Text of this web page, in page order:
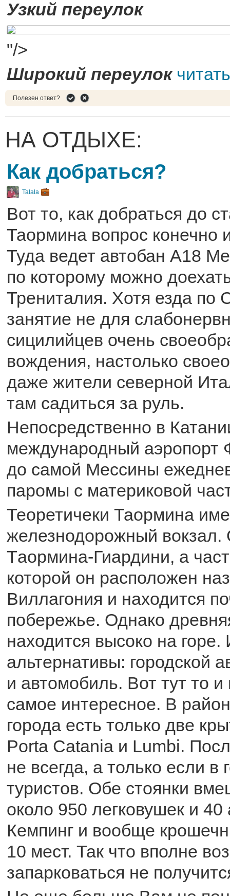
Узкий переулок
"/>
Широкий переулок
Полезен ответ?
НА ОТДЫХЕ:
Как добраться?
Talala
Вот то, как добраться до
Таормина вопрос конечно
Туда ведет автобан А18
по которому можно
Трениталия. Хотя езда по
занятие не для
сицилийцев очень
вождения, настолько
даже жители северной
там садиться за руль.
Непосредственно в
международный аэропорт
до самой Мессины
паромы с материковой
Теоретичеки Таормина
железнодорожный вокзал.
Tаормина-Гиардини, а
которой он расположен
Виллагония и находится
побережье. Однако
находится высоко на горе.
альтернативы: городской
и автомобиль. Вот тут то и
самое интересное. В
города есть только две
Porta Catania и Lumbi.
не всегда, а только если в
туристов. Обе стоянки
около 950 легковушек и 40
Кемпинг и вообще
10 мест. Так что вполне
запарковаться не